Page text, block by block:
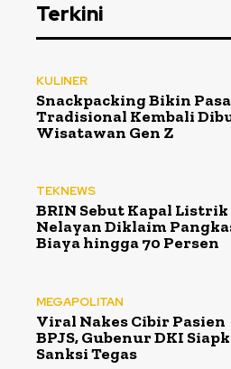
Terkini
KULINER
Snackpacking Bikin
Tradisional Kembali
Wisatawan Gen Z
TEKNEWS
BRIN Sebut Kapal Listrik
Nelayan Diklaim
Biaya hingga 70 Persen
MEGAPOLITAN
Viral Nakes Cibir Pasien
BPJS, Gubenur DKI
Sanksi Tegas